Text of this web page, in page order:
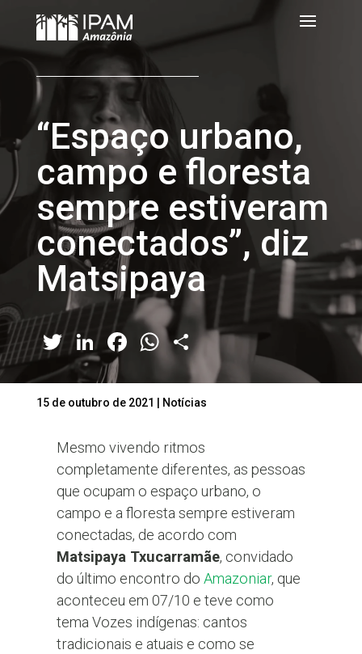
“Espaço urbano,
campo e floresta
sempre estiveram
conectados”, diz
Matsipaya
Twitter
LinkedIn
Facebook
WhatsApp
Share
15 de outubro de 2021 Notícias
Mesmo vivendo ritmos
completamente diferentes, as pessoas
que ocupam o espaço urbano, o
campo e a floresta sempre estiveram
conectadas, de acordo com
Matsipaya Txucarramãe, convidado
do último encontro do Amazoniar, que
aconteceu em 07/10 e teve como
tema Vozes indígenas: cantos
tradicionais e atuais e como se